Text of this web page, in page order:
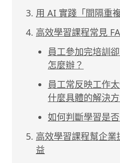
用 AI 實踐「間隔重
高效學習課程常見
員工參加完培訓
怎麼辦？
員工常反映工作
什麼具體的解決
如何判斷學習是
高效學習課程幫企
益